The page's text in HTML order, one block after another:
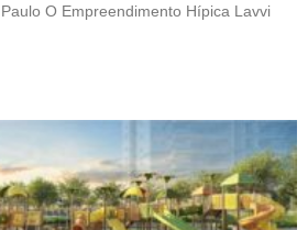
O Empreendimento Hípica Lavvi